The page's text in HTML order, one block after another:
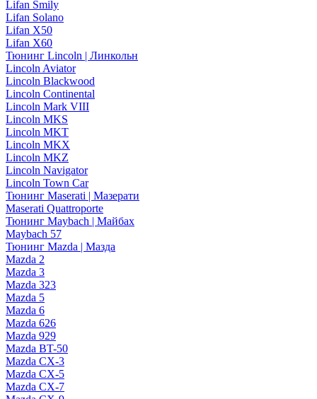
Lifan Smily
Lifan Solano
Lifan X50
Lifan X60
Тюнинг Lincoln | Линкольн
Lincoln Aviator
Lincoln Blackwood
Lincoln Continental
Lincoln Mark VIII
Lincoln MKS
Lincoln MKT
Lincoln MKX
Lincoln MKZ
Lincoln Navigator
Lincoln Town Car
Тюнинг Maserati | Мазерати
Maserati Quattroporte
Тюнинг Maybach | Майбах
Maybach 57
Тюнинг Mazda | Мазда
Mazda 2
Mazda 3
Mazda 323
Mazda 5
Mazda 6
Mazda 626
Mazda 929
Mazda BT-50
Mazda CX-3
Mazda CX-5
Mazda CX-7